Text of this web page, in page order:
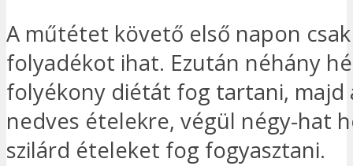
A műtétet követő első napon
folyadékot ihat. Ezután néhány
folyékony diétát fog tartani, majd
nedves ételekre, végül négy-hat
szilárd ételeket fog fogyasztani.